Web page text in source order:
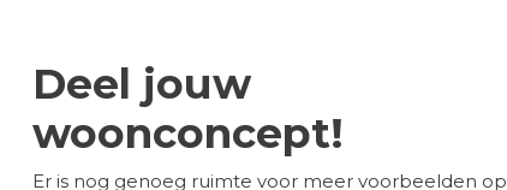
Deel jouw
woonconcept!
Er is nog genoeg ruimte voor meer voorbeelden op